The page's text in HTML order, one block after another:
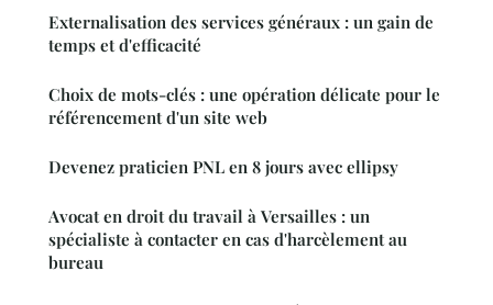
Externalisation des services généraux : un gain de
temps et d'efficacité
Choix de mots-clés : une opération délicate pour le
référencement d'un site web
Devenez praticien PNL en 8 jours avec ellipsy
Avocat en droit du travail à Versailles : un
spécialiste à contacter en cas d'harcèlement au
bureau